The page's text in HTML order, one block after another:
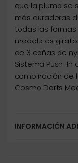
que la pluma se
más duraderas
todas las formas:
modelo es
de 3 cañas de
Sistema Push-In
combinación de
Cosmo Darts
INFORMACIÓN